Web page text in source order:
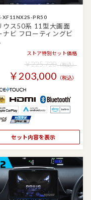
XF11NX2S-PR50
ウス50系 11型大画面
ナビ フローティングビ
ストア特別セット価格
￥225,720（税込）
￥203,000 （税込）
セット内容を表示